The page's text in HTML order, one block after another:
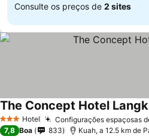
Consulte os preços de 2 sites
3 EstrelasHotel Configurações espaçosas
The Concept Hotel
7,8 Boa 833 Kuah, a 12.5 km de